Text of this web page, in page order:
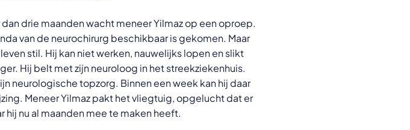
drie maanden wacht meneer Yilmaz op een oproep.
van de neurochirurg beschikbaar is gekomen. Maar
stil. Hij kan niet werken, nauwelijks lopen en slikt
Hij belt met zijn neuroloog in het streekziekenhuis.
neurologische topzorg. Binnen een week kan hij daar
Meneer Yilmaz pakt het vliegtuig, opgelucht dat er
nu al maanden mee te maken heeft.